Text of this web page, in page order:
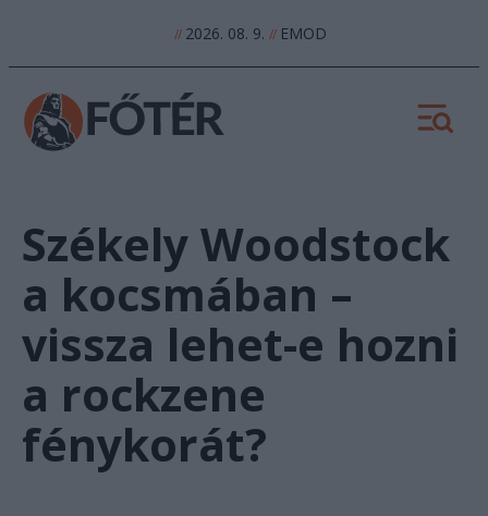
//2026. 08. 9. //EMOD
Székely Woodstock
a kocsmában –
vissza lehet-e hozni
a rockzene
fénykorát?